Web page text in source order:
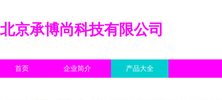
北京承博尚科技有限公司
首页 企业简介 产品大全